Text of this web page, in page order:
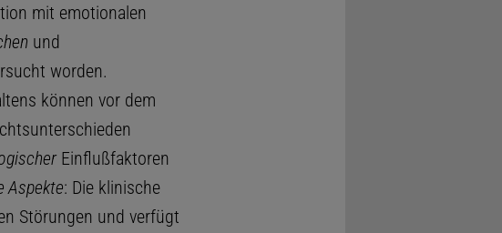
mit emotionalen
und
worden.
können vor dem
Einflußfaktoren
Aspekte: Die klinische
Störungen und verfügt